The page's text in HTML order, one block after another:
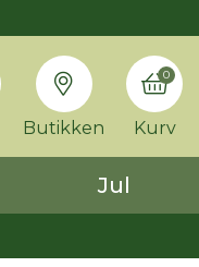
Butikken Kurv
0
Jul